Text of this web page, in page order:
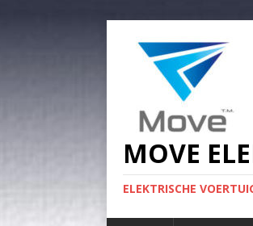
MOVE
ELEKTRISCHE